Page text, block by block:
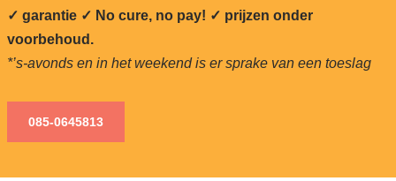
✓ garantie ✓ No cure, no pay! ✓ prijzen onder
voorbehoud.
*’s-avonds en in het weekend is er sprake van een toeslag
085-0645813